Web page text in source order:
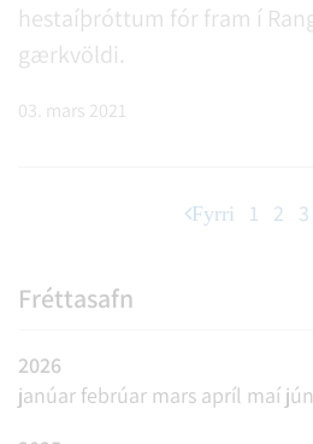
hestaíþróttum fór fram í
gærkvöldi.
03. mars 2021
Fyrri 1 2 3
Fréttasafn
2026
janúar febrúar mars apríl maí